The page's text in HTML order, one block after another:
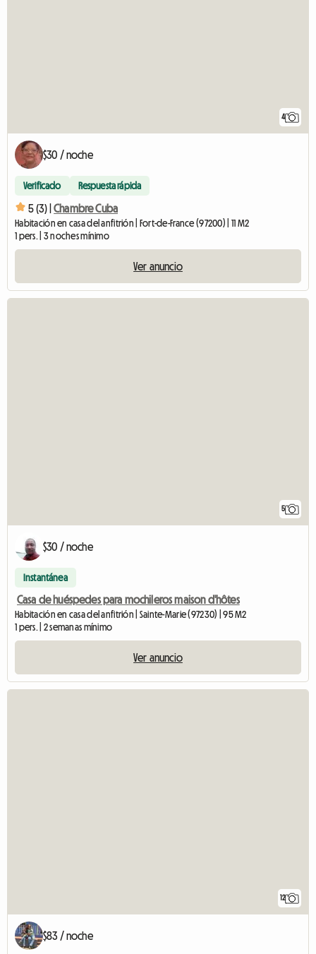
4
$30 / noche
Verificado Respuesta rápida
5 (3) | Chambre Cuba
Habitación en casa del anfitrión | Fort-de-France (97200) | 11 M2
1 pers. | 3 noches mínimo
Ver anuncio
5
$30 / noche
Instantánea
Casa de huéspedes para mochileros maison d'hôtes
Habitación en casa del anfitrión | Sainte-Marie (97230) | 95 M2
1 pers. | 2 semanas mínimo
Ver anuncio
12
$83 / noche